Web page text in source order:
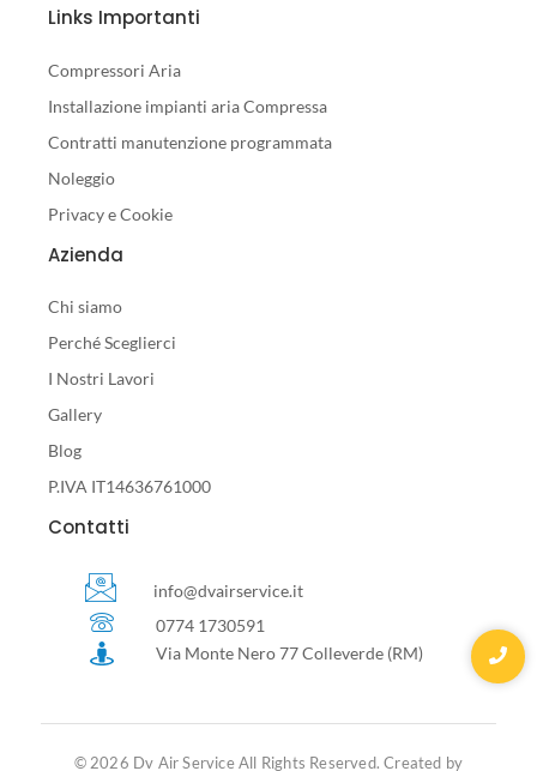
Links Importanti
Compressori Aria
Installazione impianti aria Compressa
Contratti manutenzione programmata
Noleggio
Privacy e Cookie
Azienda
Chi siamo
Perché Sceglierci
I Nostri Lavori
Gallery
Blog
P.IVA IT14636761000
Contatti
info@dvairservice.it
0774 1730591
Via Monte Nero 77 Colleverde (RM)
© 2026 Dv Air Service All Rights Reserved. Created by